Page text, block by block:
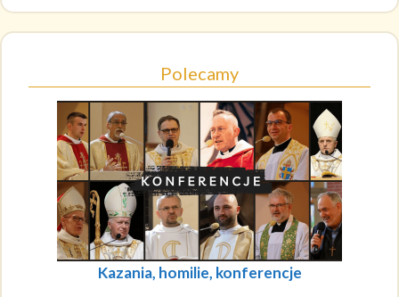
Polecamy
Kazania, homilie, konferencje